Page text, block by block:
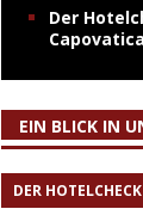
Der
EIN BLICK IN
DER HOTELCHECK